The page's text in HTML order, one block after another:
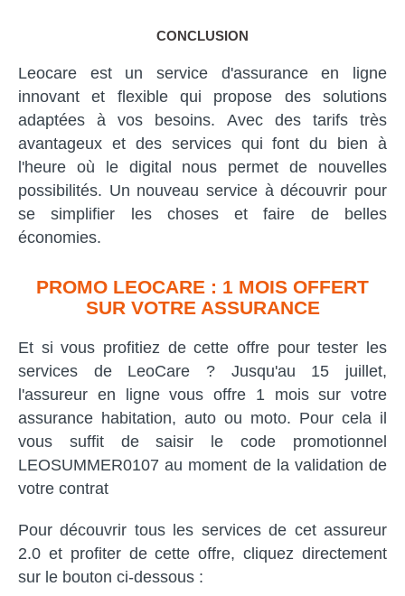
CONCLUSION
Leocare est un service d'assurance en ligne
innovant et flexible qui propose des solutions
adaptées à vos besoins. Avec des tarifs très
avantageux et des services qui font du bien à
l'heure où le digital nous permet de nouvelles
possibilités. Un nouveau service à découvrir pour
se simplifier les choses et faire de belles
économies.
PROMO LEOCARE : 1 MOIS OFFERT
SUR VOTRE ASSURANCE
Et si vous profitiez de cette offre pour tester les
services de LeoCare ? Jusqu'au 15 juillet,
l'assureur en ligne vous offre 1 mois sur votre
assurance habitation, auto ou moto. Pour cela il
vous suffit de saisir le code promotionnel
LEOSUMMER0107 au moment de la validation de
votre contrat
Pour découvrir tous les services de cet assureur
2.0 et profiter de cette offre, cliquez directement
sur le bouton ci-dessous :